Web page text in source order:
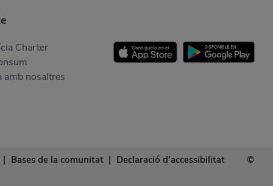
Charter
amb nosaltres
| Bases de la comunitat | Declaració d’accessibilitat
©